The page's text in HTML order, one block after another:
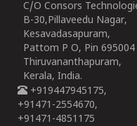
C/O Consors
B-30,Pillaveedu Nagar,
Kesavadasapuram,
Pattom P O, Pin 695004
Thiruvananthapuram,
Kerala, India.
+919447945175,
+91471-2554670,
+91471-4851175